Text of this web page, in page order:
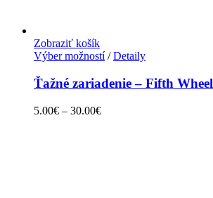
Zobraziť košík
Výber možností/ Detaily
Ťažné zariadenie – Fifth Wheel
5.00€ – 30.00€